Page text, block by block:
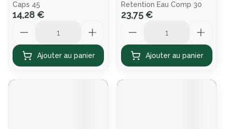
Caps 45
14,28 €
Ajouter au panier
Retention Eau Comp 30
23,75 €
Ajouter au panier